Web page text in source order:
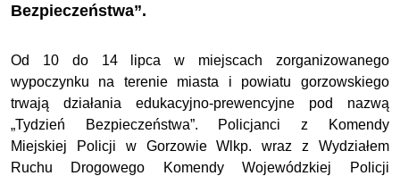
Bezpieczeństwa”.
Od 10 do 14 lipca w miejscach zorganizowanego
wypoczynku na terenie miasta i powiatu gorzowskiego
trwają działania edukacyjno-prewencyjne pod nazwą
„Tydzień Bezpieczeństwa”. Policjanci z Komendy
Miejskiej Policji w Gorzowie Wlkp. wraz z Wydziałem
Ruchu Drogowego Komendy Wojewódzkiej Policji